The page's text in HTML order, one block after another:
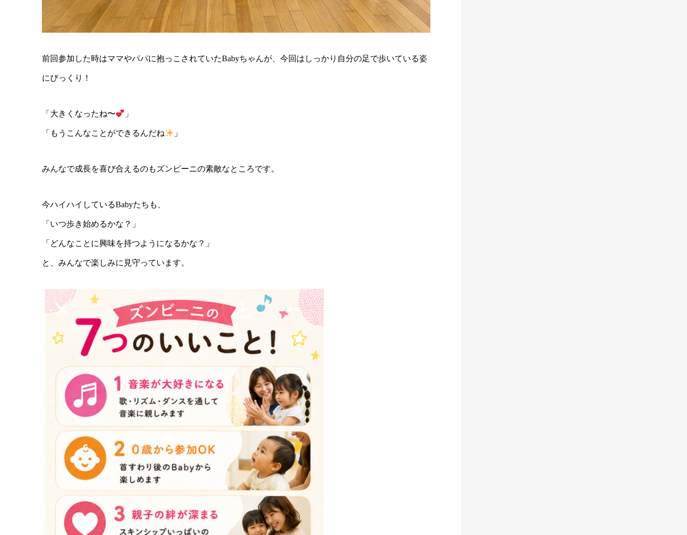
前回参加した時はママやパパに抱っこされていたBabyちゃんが、今回はしっかり自分の足で歩いている姿
にびっくり！
「大きくなったね〜 」
「もうこんなことができるんだね 」
みんなで成長を喜び合えるのもズンビーニの素敵なところです。
今ハイハイしているBabyたちも、
「いつ歩き始めるかな？」
「どんなことに興味を持つようになるかな？」
と、みんなで楽しみに見守っています。